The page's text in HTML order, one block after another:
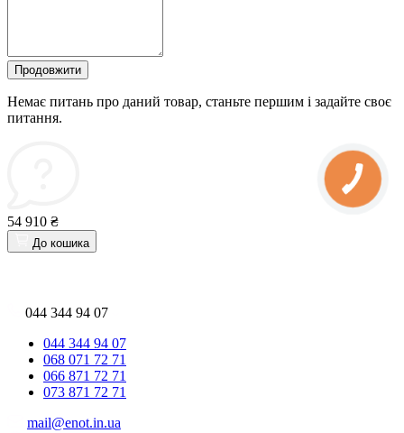
Продовжити
Немає питань про даний товар, станьте першим і задайте своє
питання.
54 910 ₴
До кошика
044 344 94 07
044 344 94 07
068 071 72 71
066 871 72 71
073 871 72 71
mail@enot.in.ua